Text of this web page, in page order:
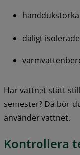
dåligt
Har vattnet stått
semester? Då bör
använder vattnet.
Kontrollera